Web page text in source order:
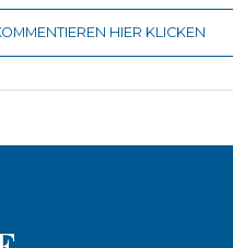
HIER KLICKEN